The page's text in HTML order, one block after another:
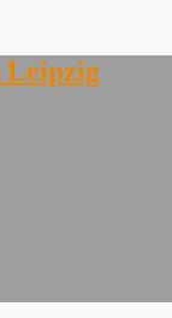
Leipzig